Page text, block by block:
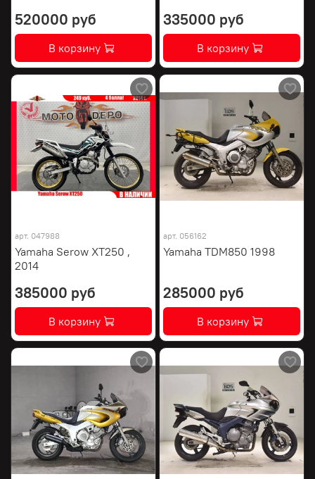
520000 руб
В корзину
335000 руб
В корзину
арт. 047988
Yamaha Serow XT250 ,
2014
385000 руб
В корзину
арт. 056162
Yamaha TDM850 1998
285000 руб
В корзину